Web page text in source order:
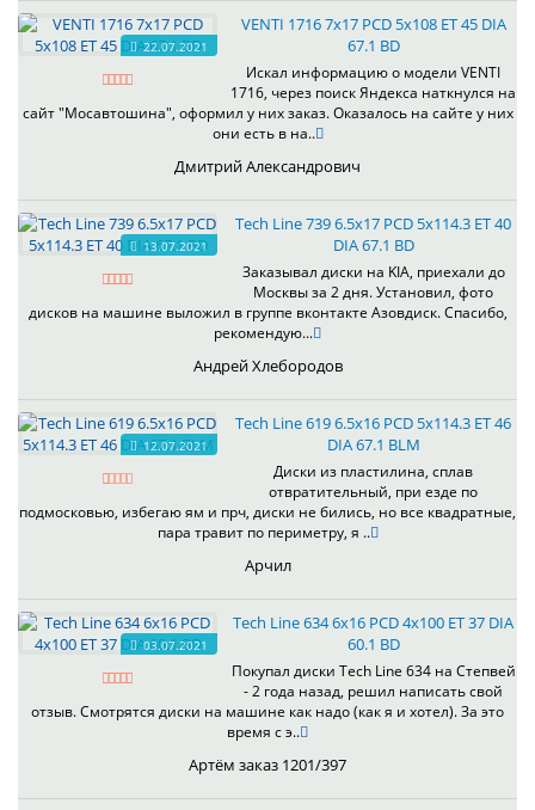
22.07.2021
VENTI 1716 7x17 PCD 5x108 ET 45 DIA
67.1 BD
Искал информацию о модели VENTI
1716, через поиск Яндекса наткнулся на
сайт "Мосавтошина", оформил у них заказ. Оказалось на сайте у них
они есть в на..
Дмитрий Александрович
13.07.2021
Tech Line 739 6.5x17 PCD 5x114.3 ET 40
DIA 67.1 BD
Заказывал диски на KIA, приехали до
Москвы за 2 дня. Установил, фото
дисков на машине выложил в группе вконтакте Азовдиск. Спасибо,
рекомендую...
Андрей Хлебородов
12.07.2021
Tech Line 619 6.5x16 PCD 5x114.3 ET 46
DIA 67.1 BLM
Диски из пластилина, сплав
отвратительный, при езде по
подмосковью, избегаю ям и прч, диски не бились, но все квадратные,
пара травит по периметру, я ..
Арчил
03.07.2021
Tech Line 634 6x16 PCD 4x100 ET 37 DIA
60.1 BD
Покупал диски Tech Line 634 на Степвей
- 2 года назад, решил написать свой
отзыв. Смотрятся диски на машине как надо (как я и хотел). За это
время с э..
Артём заказ 1201/397